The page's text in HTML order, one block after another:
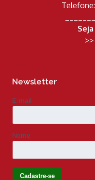
>>
Newsletter
E-mail
Nome